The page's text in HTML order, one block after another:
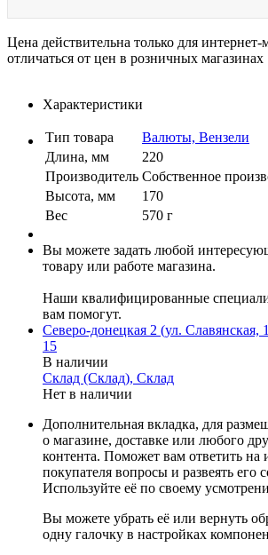
Цена действительна только для
отличаться от цен в розничных магазинах
Характеристики
Тип товара
Валюты, Вензели
Длина, мм
220
Производитель Собственное
Высота, мм
170
Вес
570 г
Вы можете задать любой
товару или работе магазина.
Наши квалифицированные
вам помогут.
Северо-донецкая 2 (ул. Славянская,
15
В наличии
Склад (Склад), Склад
Нет в наличии
Дополнительная вкладка, для
о магазине, доставке или любого
контента. Поможет вам ответить на
покупателя вопросы и развеять его
Используйте её по своему
Вы можете убрать её или вернуть
одну галочку в настройках